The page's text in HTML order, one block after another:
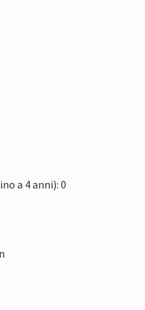
a 4 anni): 0